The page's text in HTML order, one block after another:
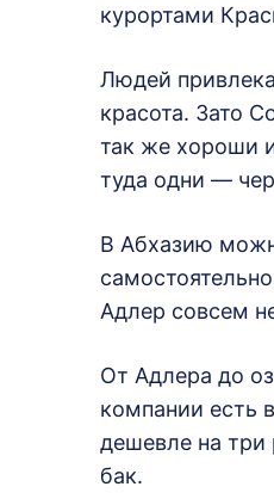
курортами
Людей
красота. Зато
так же хороши
туда одни —
В Абхазию
Адлер совсем
От Адлера до
компании есть
дешевле на три
бак.